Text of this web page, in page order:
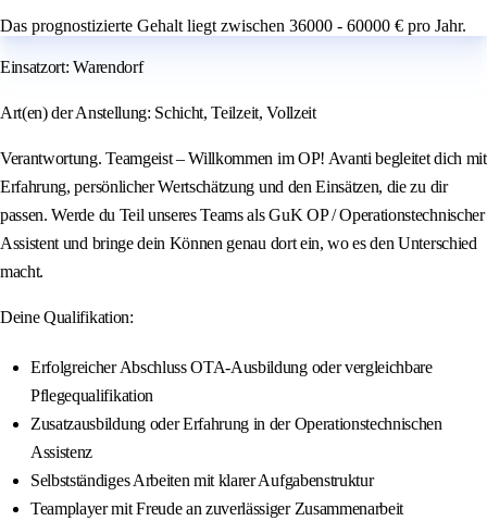
Das prognostizierte Gehalt liegt zwischen 36000 - 60000 € pro Jahr.
Einsatzort: Warendorf
Art(en) der Anstellung: Schicht, Teilzeit, Vollzeit
Verantwortung. Teamgeist – Willkommen im OP! Avanti begleitet dich mit
Erfahrung, persönlicher Wertschätzung und den Einsätzen, die zu dir
passen. Werde du Teil unseres Teams als GuK OP / Operationstechnischer
Assistent und bringe dein Können genau dort ein, wo es den Unterschied
macht.
Deine Qualifikation:
Erfolgreicher Abschluss OTA-Ausbildung oder vergleichbare
Pflegequalifikation
Zusatzausbildung oder Erfahrung in der Operationstechnischen
Assistenz
Selbstständiges Arbeiten mit klarer Aufgabenstruktur
Teamplayer mit Freude an zuverlässiger Zusammenarbeit